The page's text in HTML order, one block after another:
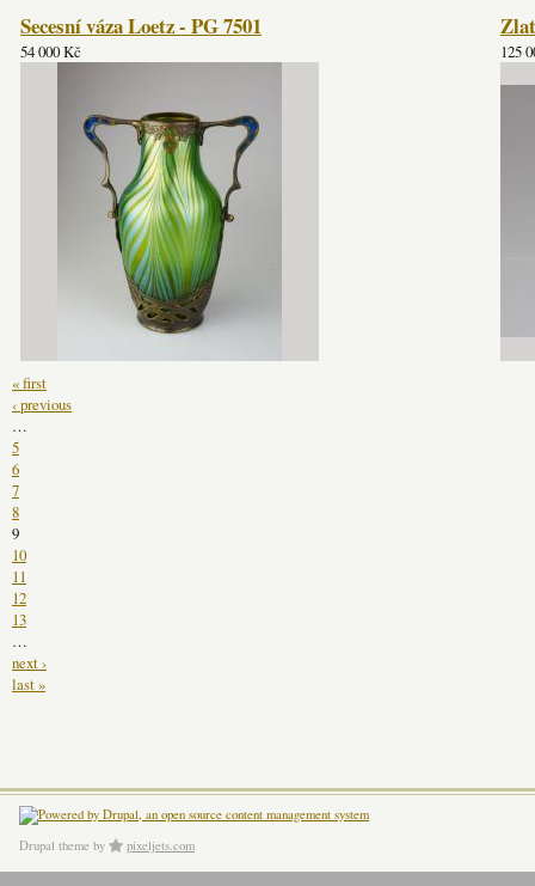
Secesní váza Loetz - PG 7501
54 000 Kč 125
« first
‹ previous
…
5
6
7
8
9
10
11
12
13
…
next ›
last »
Drupal theme by pixeljets.com